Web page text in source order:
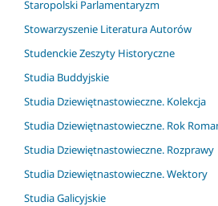
Staropolski Parlamentaryzm
Stowarzyszenie Literatura Autorów
Studenckie Zeszyty Historyczne
Studia Buddyjskie
Studia Dziewiętnastowieczne. Kolekcja
Studia Dziewiętnastowieczne. Rok
Studia Dziewiętnastowieczne. Rozprawy
Studia Dziewiętnastowieczne. Wektory
Studia Galicyjskie